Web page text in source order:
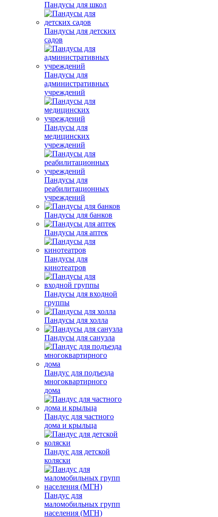
Пандусы для школ
Пандусы для детских
садов
Пандусы для
административных
учреждений
Пандусы для
медицинских
учреждений
Пандусы для
реабилитационных
учреждений
Пандусы для банков
Пандусы для аптек
Пандусы для
кинотеатров
Пандусы для входной
группы
Пандусы для холла
Пандусы для санузла
Пандус для подъезда
многоквартирного
дома
Пандус для частного
дома и крыльца
Пандус для детской
коляски
Пандус для
маломобильных групп
населения (МГН)